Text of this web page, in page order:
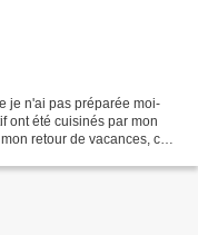
je n'ai pas préparée moi-
ont été cuisinés par mon
retour de vacances, ces